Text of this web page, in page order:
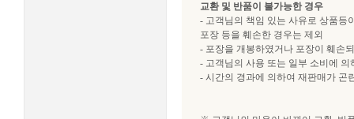
교환 및 반품이 불가능한 경우
- 고객님의 책임 있는 사유로 상품등
포장 등을 훼손한 경우는 제외
- 포장을 개봉하였거나 포장이 훼손
- 고객님의 사용 또는 일부 소비에
- 시간의 경과에 의하여 재판매가 곤